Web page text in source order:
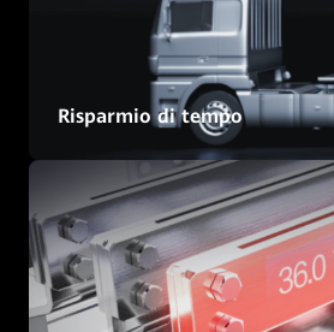
Risparmio di tempo